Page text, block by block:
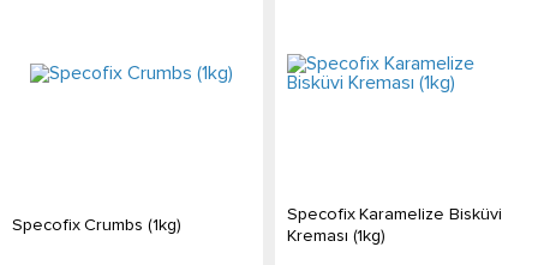
Specofix Crumbs (1kg)
Specofix Karamelize Bisküvi
Kreması (1kg)